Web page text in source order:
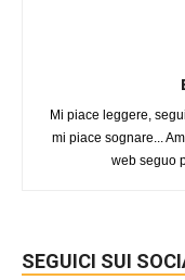
Mi piace leggere,
mi piace sognare...
web seguo
SEGUICI SUI